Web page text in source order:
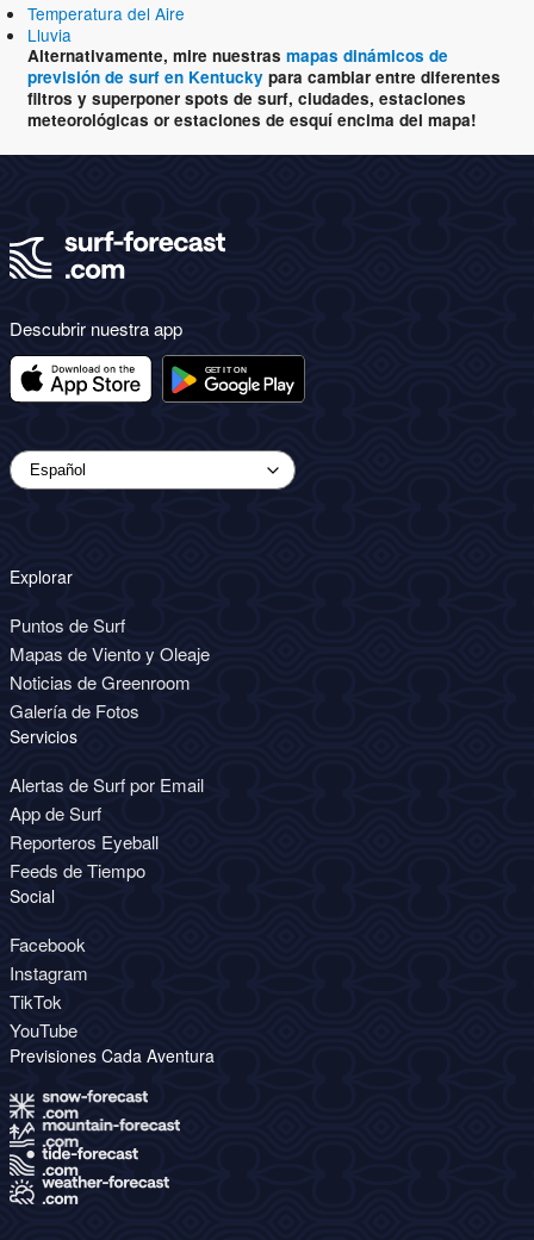
Temperatura del Aire
Lluvia
Alternativamente, mire nuestras mapas dinámicos de
previsión de surf en Kentucky para cambiar entre diferentes
filtros y superponer spots de surf, ciudades, estaciones
meteorológicas or estaciones de esquí encima del mapa!
Descubrir nuestra app
Explorar
Puntos de Surf
Mapas de Viento y Oleaje
Noticias de Greenroom
Galería de Fotos
Servicios
Alertas de Surf por Email
App de Surf
Reporteros Eyeball
Feeds de Tiempo
Social
Facebook
Instagram
TikTok
YouTube
Previsiones Cada Aventura